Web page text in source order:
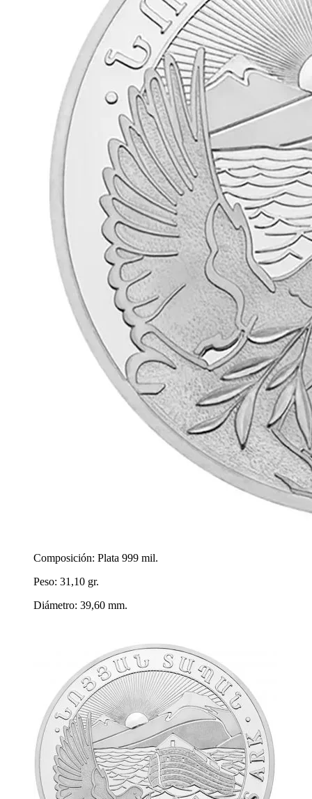
Composición: Plata 999 mil.
Peso: 31,10 gr.
Diámetro: 39,60 mm.